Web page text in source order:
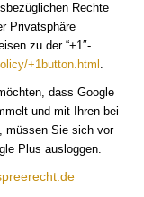
Rechte
Privatsphäre
zu der “+1″-
+1button.html .
dass Google
und mit Ihren bei
müssen Sie sich vor
Plus ausloggen.